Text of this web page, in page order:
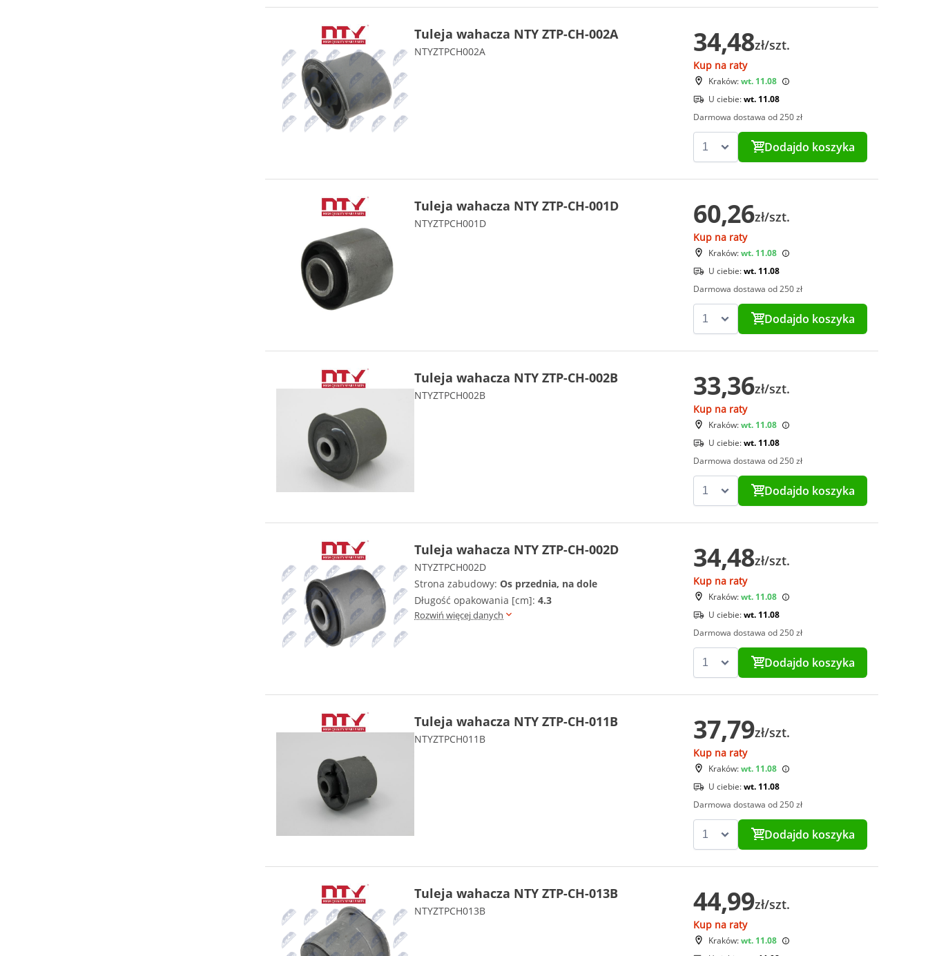
Tuleja wahacza NTY ZTP-CH-002A
NTYZTPCH002A 34,48zł/szt.
Kup na raty
Kraków:wt. 11.08
U ciebie:wt. 11.08
Darmowa dostawa od 250 zł
Dodajdo koszyka
Tuleja wahacza NTY ZTP-CH-001D
NTYZTPCH001D 60,26zł/szt.
Kup na raty
Kraków:wt. 11.08
U ciebie:wt. 11.08
Darmowa dostawa od 250 zł
Dodajdo koszyka
Tuleja wahacza NTY ZTP-CH-002B
NTYZTPCH002B 33,36zł/szt.
Kup na raty
Kraków:wt. 11.08
U ciebie:wt. 11.08
Darmowa dostawa od 250 zł
Dodajdo koszyka
Tuleja wahacza NTY ZTP-CH-002D
NTYZTPCH002D
Strona zabudowy: Os przednia, na dole
Długość opakowania [cm]: 4.3
Rozwiń więcej danych
34,48zł/szt.
Kup na raty
Kraków:wt. 11.08
U ciebie:wt. 11.08
Darmowa dostawa od 250 zł
Dodajdo koszyka
Tuleja wahacza NTY ZTP-CH-011B
NTYZTPCH011B 37,79zł/szt.
Kup na raty
Kraków:wt. 11.08
U ciebie:wt. 11.08
Darmowa dostawa od 250 zł
Dodajdo koszyka
Tuleja wahacza NTY ZTP-CH-013B
NTYZTPCH013B 44,99zł/szt.
Kup na raty
Kraków:wt. 11.08